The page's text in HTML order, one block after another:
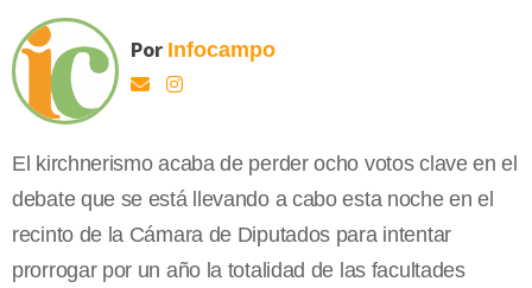
Por Infocampo
El kirchnerismo acaba de perder ocho votos clave en el
debate que se está llevando a cabo esta noche en el
recinto de la Cámara de Diputados para intentar
prorrogar por un año la totalidad de las facultades